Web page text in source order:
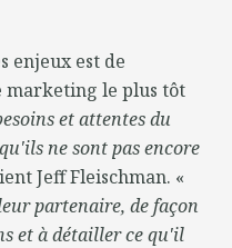
enjeux est de
marketing le plus tôt
et attentes du
ne sont pas encore
Jeff Fleischman. «
partenaire, de façon
et à détailler ce qu'il